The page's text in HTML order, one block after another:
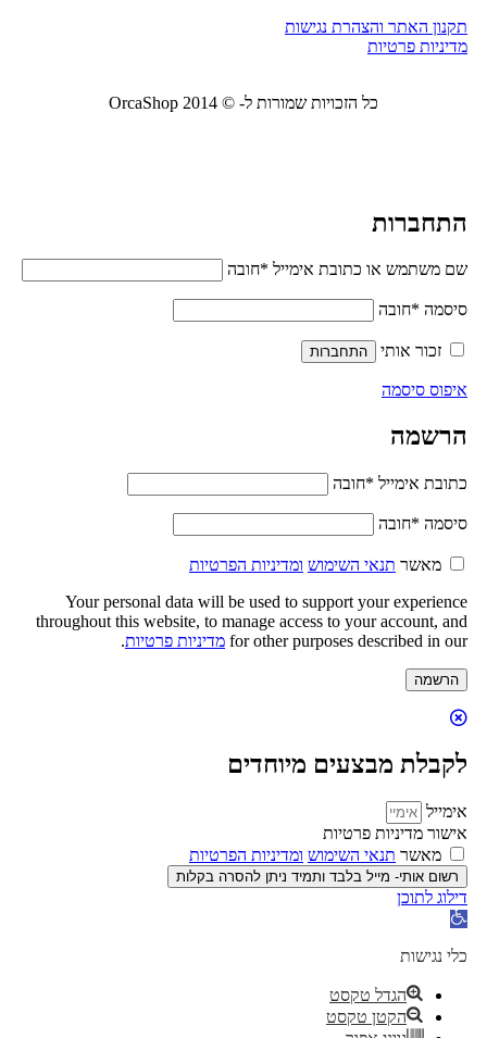
תקנון האתר והצהרת נגישות
מדיניות פרטיות
כל הזכויות שמורות ל- © 2014 OrcaShop
התחברות
שם משתמש או כתובת אימייל *חובה
סיסמה *חובה
זכור אותי התחברות
איפוס סיסמה
הרשמה
כתובת אימייל *חובה
סיסמה *חובה
מאשר תנאי השימוש ומדיניות הפרטיות
Your personal data will be used to support your experience
throughout this website, to manage access to your account, and
for other purposes described in our מדיניות פרטיות.
הרשמה
לקבלת מבצעים מיוחדים
אימייל
אישור מדיניות פרטיות
מאשר תנאי השימוש ומדיניות הפרטיות
רשום אותי- מייל בלבד ותמיד ניתן להסרה בקלות
דילוג לתוכן
פתח
נגישות
כלי נגישות
הגדל טקסט
הקטן טקסט